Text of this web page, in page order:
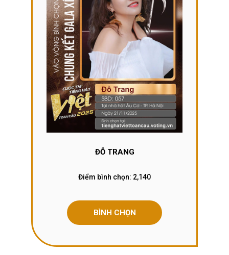
ĐỖ TRANG
Điểm bình chọn: 2,140
BÌNH CHỌN